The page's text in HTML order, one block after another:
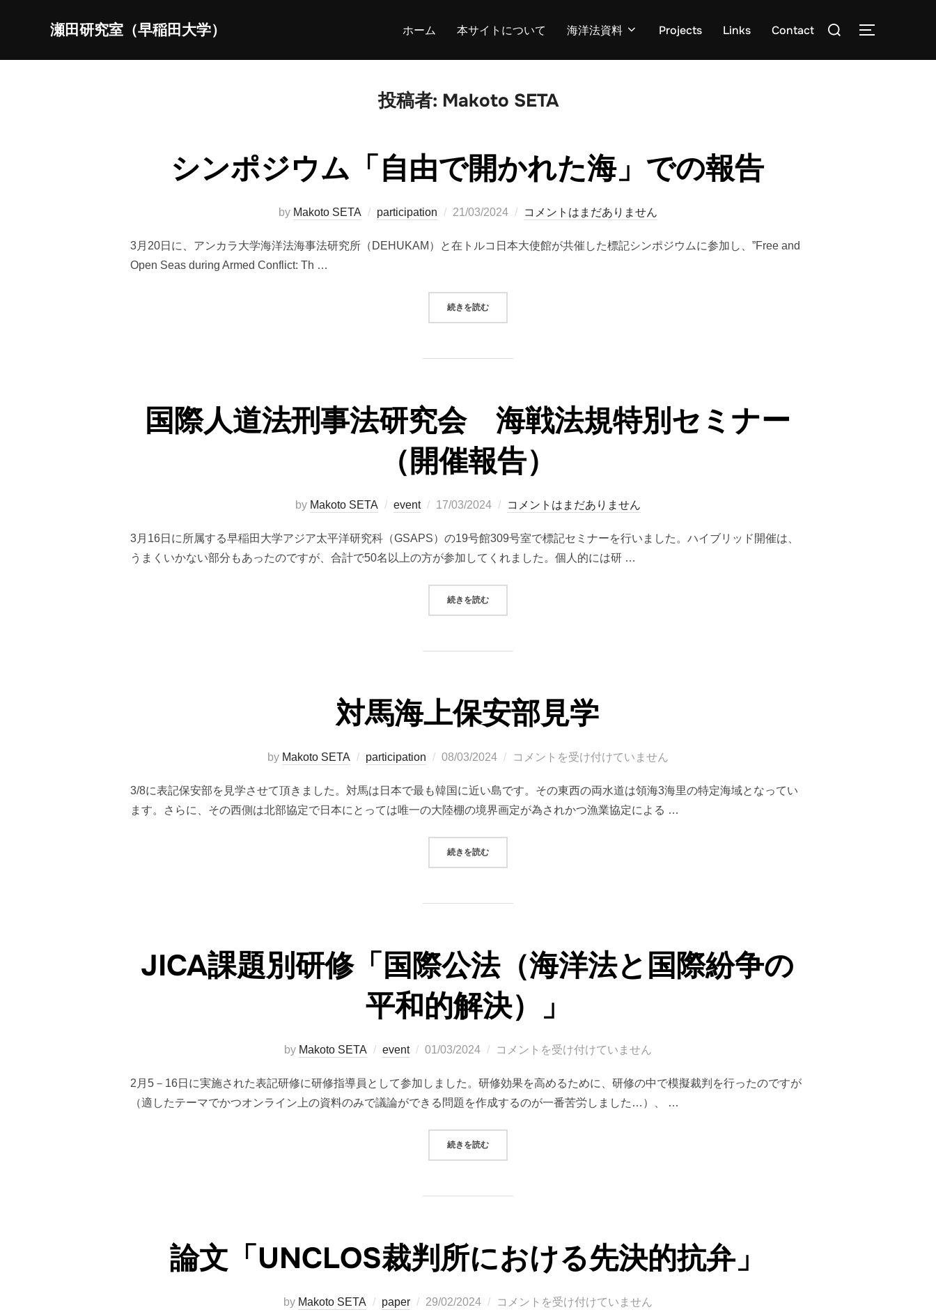
瀬田研究室（早稲田大学） ホーム 本サイトについて 海洋法資料 Projects Links Contact
検
対
サイドバー
投稿者: Makoto SETA
シンポジウム「自由で開かれた海」での報告
by Makoto SETA participation
投
日:
21/03/2024 コメントはまだありません
3月20日に、アンカラ大学海洋法海事法研究所（DEHUKAM）と在トルコ日本大使館が共催した標記シンポジウムに参加し、”Free and
Open Seas during Armed Conflict: Th …
続きを読む“シンポジウム「自由で開かれた海」での報告”
国際人道法刑事法研究会 海戦法規特別セミナー
（開催報告）
by Makoto SETA event
投
日:
17/03/2024 コメントはまだありません
3月16日に所属する早稲田大学アジア太平洋研究科（GSAPS）の19号館309号室で標記セミナーを行いました。ハイブリッド開催は、
うまくいかない部分もあったのですが、合計で50名以上の方が参加してくれました。個人的には研 …
続きを読む“国際人道法刑事法研究会 海戦法規特別セミナー（開催報告）”
対馬海上保安部見学
by Makoto SETA participation
投
日:
08/03/2024 コメントを受け付けていません
3/8に表記保安部を見学させて頂きました。対馬は日本で最も韓国に近い島です。その東西の両水道は領海3海里の特定海域となってい
ます。さらに、その西側は北部協定で日本にとっては唯一の大陸棚の境界画定が為されかつ漁業協定による …
続きを読む“対馬海上保安部見学”
JICA課題別研修「国際公法（海洋法と国際紛争の
平和的解決）」
by Makoto SETA event
投
日:
01/03/2024 コメントを受け付けていません
2月5－16日に実施された表記研修に研修指導員として参加しました。研修効果を高めるために、研修の中で模擬裁判を行ったのですが
（適したテーマでかつオンライン上の資料のみで議論ができる問題を作成するのが一番苦労しました…）、 …
続きを読む“JICA課題別研修「国際公法（海洋法と国際紛争の平和的解決）」”
論文「UNCLOS裁判所における先決的抗弁」
by Makoto SETA paper
投
29/02/2024 コメントを受け付けていません